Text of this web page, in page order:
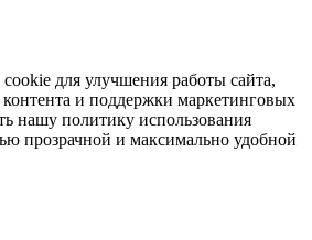
для улучшения работы сайта,
и поддержки маркетинговых
нашу политику использования
прозрачной и максимально удобной